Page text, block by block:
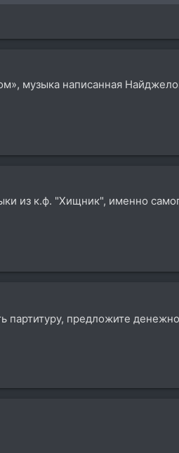
музыка написанная
из к.ф. "Хищник", именно
партитуру, предложите